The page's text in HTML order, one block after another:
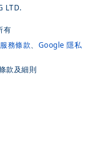
LTD.
有
務條款、 Google 隱私
款及細則